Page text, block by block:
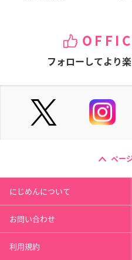
フォローしてより
ペー
にじめんについて
お問い合わせ
利用規約